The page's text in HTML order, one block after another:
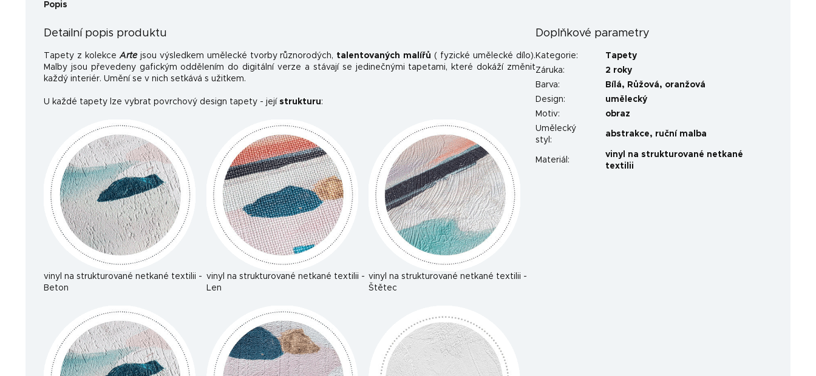
Popis
Detailní popis produktu
Tapety z kolekceArtejsou výsledkem umělecké tvorby různorodých, talentovaných malířů ( fyzické umělecké dílo).
Malby jsou převedeny gafickým oddělením do digitální verze a stávají se jedinečnými tapetami, které dokáží změnit
každý interiér. Umění se v nich setkává s užitkem.
U každé tapety lze vybrat povrchový design tapety - její strukturu:
vinyl na strukturované netkané textilii -
Beton
vinyl na strukturované netkané textilii -
Len
vinyl na strukturované netkané textilii -
Štětec
Doplňkové parametry
Kategorie:
Tapety
Záruka:
2 roky
Barva: Bílá, Růžová, oranžová
Design:
umělecký
Motiv:
obraz
Umělecký
styl :
abstrakce, ruční malba
Materiál :
vinyl na strukturované netkané
textilii